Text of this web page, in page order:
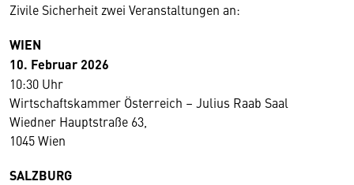
Zivile Sicherheit zwei Veranstaltungen an:
WIEN
10. Februar 2026
10:30 Uhr
Wirtschaftskammer Österreich – Julius Raab Saal
Wiedner Hauptstraße 63,
1045 Wien
SALZBURG